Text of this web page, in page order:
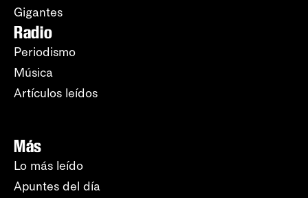
Gigantes
Radio
Periodismo
Música
Artículos leídos
Más
Lo más leído
Apuntes del día